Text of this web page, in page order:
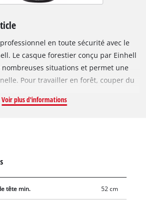
en toute sécurité avec le
Le casque forestier conçu par Einhell
situations et permet une
Pour travailler en forêt, couper du
Le bandeau se règle facilement en
et réglable en continu en
s’adapter individuellement à son
Voir plus d'informations
tête min. 52 cm